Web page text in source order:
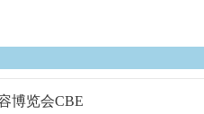
博览会CBE